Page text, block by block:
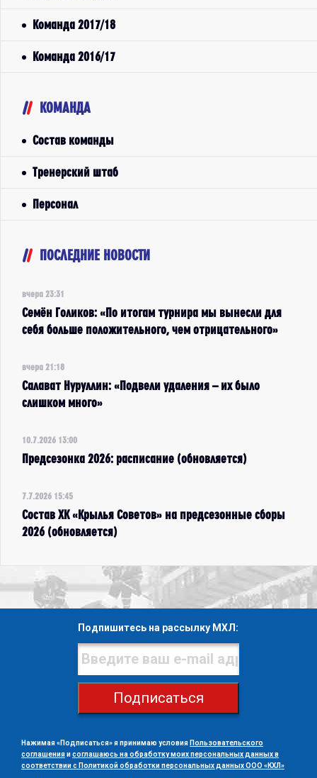
Команда 2017/18
Команда 2016/17
КОМАНДА
Состав команды
Тренерский штаб
Персонал
ПОСЛЕДНИЕ НОВОСТИ
вчера 23:31
Семён Голиков: «По итогам турнира мы вынесли для
себя больше положительного, чем отрицательного»
вчера 21:18
Салават Нуруллин: «Подвели удаления – их было
слишком много»
10.7.2026 13:00
Предсезонка 2026: расписание (обновляется)
7.7.2026 15:45
Состав ХК «Крылья Советов» на предсезонные сборы
2026 (обновляется)
Подпишитесь на рассылку МХЛ:
Подписаться
Нажимая «Подписаться» я принимаю условия Пользовательского
соглашенияисоглашаюсь на обработку моих персональных данных в
соответствии с Политикой обработки персональных данных ООО «КХЛ»